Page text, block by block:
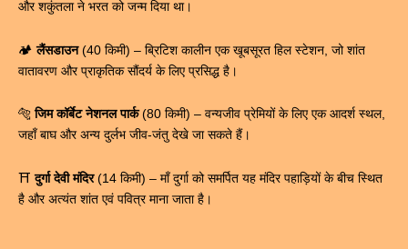
और शकुंतला ने भरत को जन्म दिया था।
🏕️लैंसडाउन(40 किमी) – ब्रिटिश कालीन एक खूबसूरत हिल स्टेशन, जो शांत
वातावरण और प्राकृतिक सौंदर्य के लिए प्रसिद्ध है।
🐅जिम कॉर्बेट नेशनल पार्क(80 किमी) – वन्यजीव प्रेमियों के लिए एक आदर्श स्थल,
जहाँ बाघ और अन्य दुर्लभ जीव-जंतु देखे जा सकते हैं।
⛩दुर्गा देवी मंदिर(14 किमी) – माँ दुर्गा को समर्पित यह मंदिर पहाड़ियों के बीच स्थित
है और अत्यंत शांत एवं पवित्र माना जाता है।